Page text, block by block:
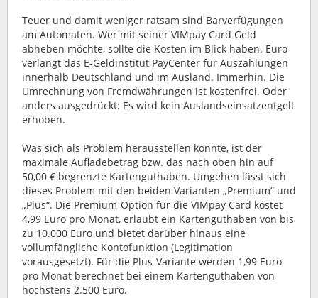
Teuer und damit weniger ratsam sind Barverfügungen
am Automaten. Wer mit seiner VIMpay Card Geld
abheben möchte, sollte die Kosten im Blick haben. Euro
verlangt das E-Geldinstitut PayCenter für Auszahlungen
innerhalb Deutschland und im Ausland. Immerhin. Die
Umrechnung von Fremdwährungen ist kostenfrei. Oder
anders ausgedrückt: Es wird kein Auslandseinsatzentgelt
erhoben.
Was sich als Problem herausstellen könnte, ist der
maximale Aufladebetrag bzw. das nach oben hin auf
50,00 € begrenzte Kartenguthaben. Umgehen lässt sich
dieses Problem mit den beiden Varianten „Premium“ und
„Plus“. Die Premium-Option für die VIMpay Card kostet
4,99 Euro pro Monat, erlaubt ein Kartenguthaben von bis
zu 10.000 Euro und bietet darüber hinaus eine
vollumfängliche Kontofunktion (Legitimation
vorausgesetzt). Für die Plus-Variante werden 1,99 Euro
pro Monat berechnet bei einem Kartenguthaben von
höchstens 2.500 Euro.